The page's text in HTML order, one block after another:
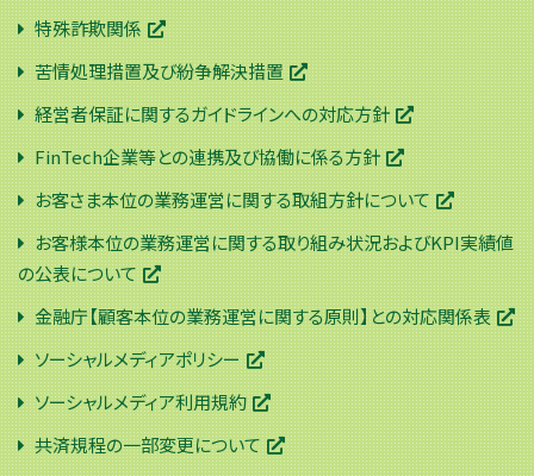
特殊詐欺関係
苦情処理措置及び紛争解決措置
経営者保証に関するガイドラインへの対応方針
FinTech企業等との連携及び協働に係る方針
お客さま本位の業務運営に関する取組方針について
お客様本位の業務運営に関する取り組み状況およびKPI実績値
の公表について
金融庁【顧客本位の業務運営に関する原則】との対応関係表
ソーシャルメディアポリシー
ソーシャルメディア利用規約
共済規程の一部変更について